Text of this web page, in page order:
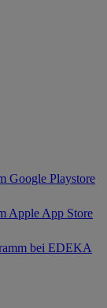
Google Playstore
Apple App Store
bei EDEKA